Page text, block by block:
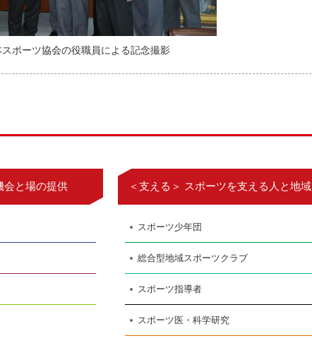
ポーツ協会の役職員による記念撮影
会と場の提供 ＜支える＞ スポーツを支える人と地域
スポーツ少年団
総合型地域スポーツクラブ
スポーツ指導者
スポーツ医・科学研究